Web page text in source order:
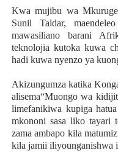
Kwa mujibu wa
Sunil Taldar,
mawasiliano barani
teknolojia kutoka kuwa
hadi kuwa nyenzo ya
Akizungumza katika
alisema“Muongo wa
limefanikiwa kupiga
mkononi sasa liko tayari
zama ambapo kila
kila jamii iliyounganishwa